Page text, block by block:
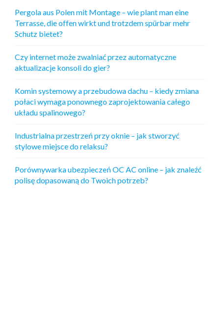
Pergola aus Polen mit Montage – wie plant man eine
Terrasse, die offen wirkt und trotzdem spürbar mehr
Schutz bietet?
Czy internet może zwalniać przez automatyczne
aktualizacje konsoli do gier?
Komin systemowy a przebudowa dachu – kiedy zmiana
połaci wymaga ponownego zaprojektowania całego
układu spalinowego?
Industrialna przestrzeń przy oknie – jak stworzyć
stylowe miejsce do relaksu?
Porównywarka ubezpieczeń OC AC online – jak znaleźć
polisę dopasowaną do Twoich potrzeb?